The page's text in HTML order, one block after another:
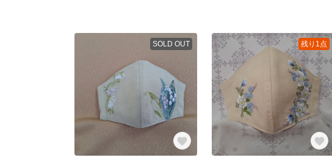
SOLD OUT 残り1点